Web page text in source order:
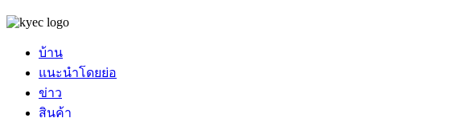
บ้าน
แนะนำโดยย่อ
ข่าว
สินค้า